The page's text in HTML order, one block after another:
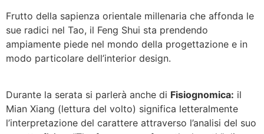
Frutto della sapienza orientale millenaria che affonda le
sue radici nel Tao, il Feng Shui sta prendendo
ampiamente piede nel mondo della progettazione e in
modo particolare dell’interior design.
Durante la serata si parlerà anche di Fisiognomica: il
Mian Xiang (lettura del volto) significa letteralmente
l’interpretazione del carattere attraverso l’analisi del suo